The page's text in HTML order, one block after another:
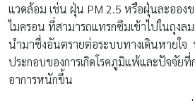
แวดล้อม เช่น ฝุ่น PM 2.5 หรือฝุ่นละออง
ไมครอน ที่สามารถแทรกซึมเข้าไปในถุงล
นำมาซึ่งอันตรายต่อระบบทางเดินหายใจ
ประกอบของการเกิดโรคภูมิแพ้และปัจจัย
อาการหนักขึ้น